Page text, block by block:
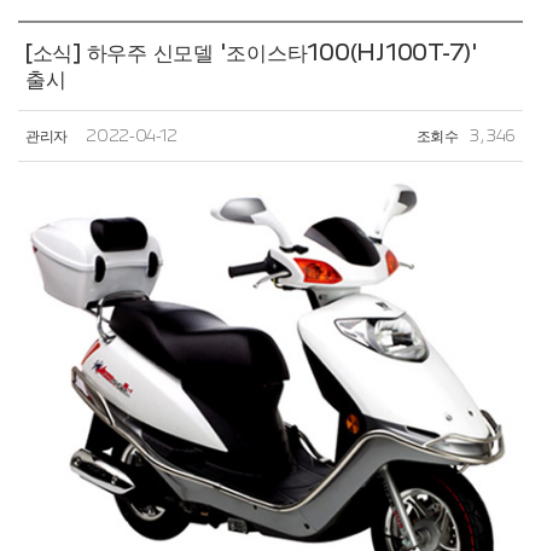
[소식] 하우주 신모델 '조이스타100(HJ100T-7)'
출시
관리자 2022-04-12 조회수 3,346